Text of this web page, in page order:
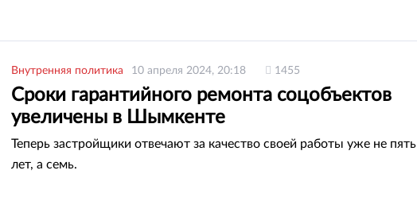
Внутренняя политика 10 апреля 2024, 20:18 1455
Сроки гарантийного ремонта соцобъектов
увеличены в Шымкенте
Теперь застройщики отвечают за качество своей работы уже не пять
лет, а семь.